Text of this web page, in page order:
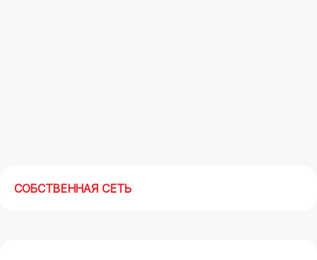
СОБСТВЕННАЯ СЕТЬ